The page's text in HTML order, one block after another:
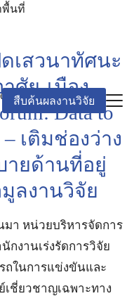
พื้นที่
สืบค้นผลงานวิจัย
เสวนาทัศนะ
ศัย-เมือง
Data to
– เติมช่องว่าง
ายด้านที่อยู่
ลงานวิจัย
มา หน่วยบริหารจัดการ
งานเร่งรัดการวิจัย
ถในการแข่งขันและ
ชี่ยวชาญเฉพาะทาง